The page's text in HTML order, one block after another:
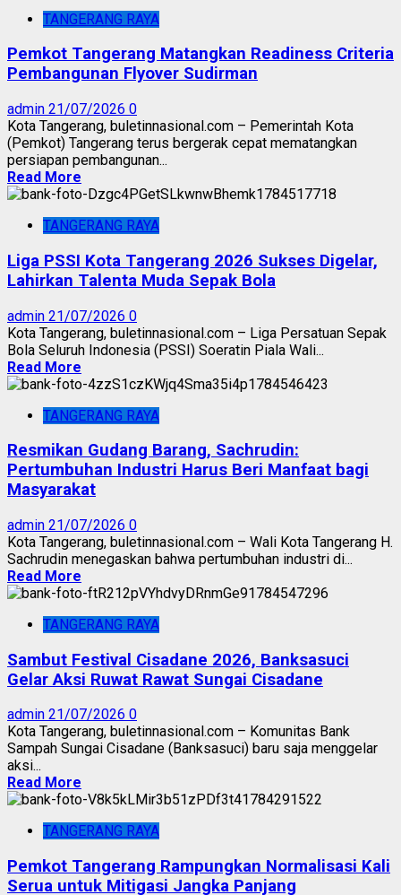
TANGERANG RAYA
Pemkot Tangerang Matangkan Readiness Criteria
Pembangunan Flyover Sudirman
admin 21/07/2026 0
Kota Tangerang, buletinnasional.com – Pemerintah Kota
(Pemkot) Tangerang terus bergerak cepat mematangkan
persiapan pembangunan...
Read More
TANGERANG RAYA
Liga PSSI Kota Tangerang 2026 Sukses Digelar,
Lahirkan Talenta Muda Sepak Bola
admin 21/07/2026 0
Kota Tangerang, buletinnasional.com – Liga Persatuan Sepak
Bola Seluruh Indonesia (PSSI) Soeratin Piala Wali...
Read More
TANGERANG RAYA
Resmikan Gudang Barang, Sachrudin:
Pertumbuhan Industri Harus Beri Manfaat bagi
Masyarakat
admin 21/07/2026 0
Kota Tangerang, buletinnasional.com – Wali Kota Tangerang H.
Sachrudin menegaskan bahwa pertumbuhan industri di...
Read More
TANGERANG RAYA
Sambut Festival Cisadane 2026, Banksasuci
Gelar Aksi Ruwat Rawat Sungai Cisadane
admin 21/07/2026 0
Kota Tangerang, buletinnasional.com – Komunitas Bank
Sampah Sungai Cisadane (Banksasuci) baru saja menggelar
aksi...
Read More
TANGERANG RAYA
Pemkot Tangerang Rampungkan Normalisasi Kali
Serua untuk Mitigasi Jangka Panjang